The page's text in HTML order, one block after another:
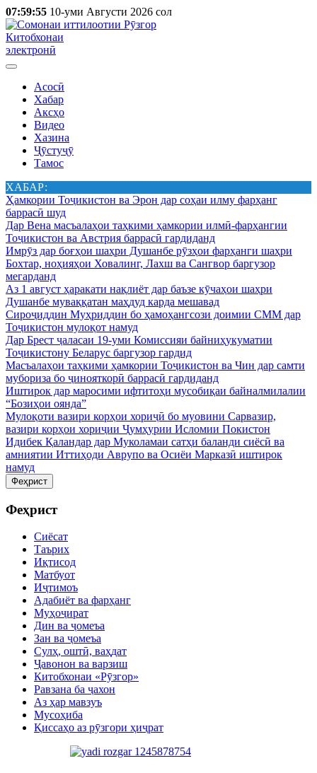
07:59:55 10-уми Августи 2026 сол
Китобхонаи
электронӣ
Асосӣ
Хабар
Аксҳо
Видео
Хазина
Ҷӯстуҷӯ
Тамос
ХАБАР:
Ҳамкории Тоҷикистон ва Эрон дар соҳаи илму фарҳанг
баррасӣ шуд
Дар Вена масъалаҳои таҳкими ҳамкории илмӣ-фарҳангии
Тоҷикистон ва Австрия баррасӣ гардиданд
Имрӯз дар боғҳои шаҳри Душанбе рӯзҳои фарҳанги шаҳри
Бохтар, ноҳияҳои Ховалинг, Лахш ва Сангвор баргузор
мегарданд
Аз 1 август ҳаракати нақлиёт дар баъзе кӯчаҳои шаҳри
Душанбе муваққатан маҳдуд карда мешавад
Сироҷиддин Муҳриддин бо ҳамоҳангсози доимии СММ дар
Тоҷикистон мулоқот намуд
Дар Брест ҷаласаи 19-уми Комиссияи байниҳукуматии
Тоҷикистону Беларус баргузор гардид
Масъалаҳои таҳкими ҳамкории Тоҷикистон ва Чин дар самти
мубориза бо ҷинояткорӣ баррасӣ гардиданд
Иштирок дар маросими ифтитоҳи мусобиқаи байналмилалии
“Бозиҳои оянда”
Мулоқоти вазири корҳои хориҷӣ бо муовини Сарвазир,
вазири корҳои хориҷии Ҷумҳурии Исломии Покистон
Идибек Қаландар дар Муколамаи сатҳи баланди сиёсӣ ва
амниятии Иттиҳоди Аврупо ва Осиёи Марказӣ иштирок
намуд
Феҳрист
Феҳрист
Сиёсат
Таърих
Иқтисод
Матбуот
Иҷтимоъ
Адабиёт ва фарҳанг
Муҳоҷират
Дин ва ҷомеъа
Зан ва ҷомеъа
Сулҳ, оштӣ, ваҳдат
Ҷавонон ва варзиш
Китобхонаи «Рӯзгор»
Равзана ба ҷахон
Аз ҳар мавзуъ
Мусоҳиба
Қиссаҳо аз рӯзгори ҳиҷрат